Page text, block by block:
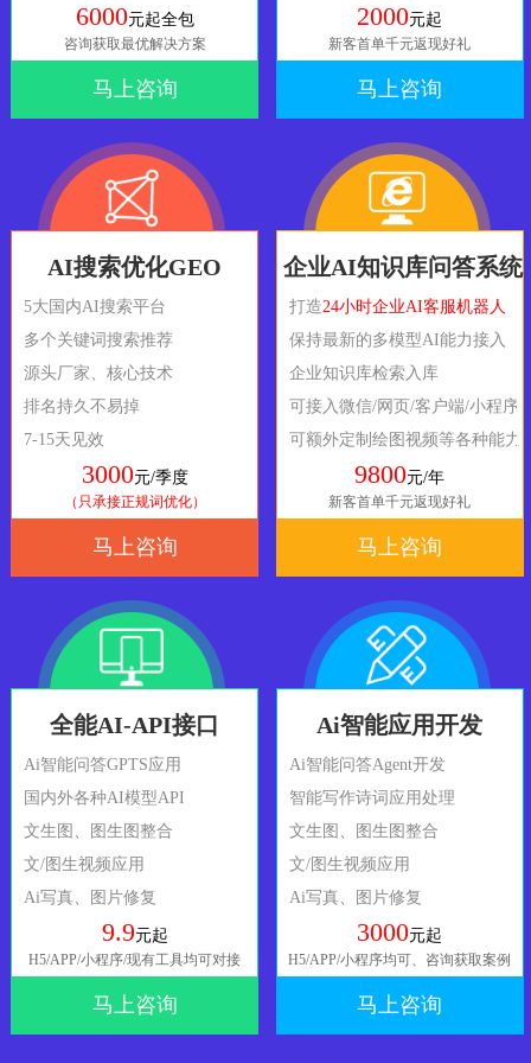
6000元起全包
咨询获取最优解决方案
马上咨询
2000元起
新客首单千元返现好礼
马上咨询
AI搜索优化GEO
5大国内AI搜索平台
多个关键词搜索推荐
源头厂家、核心技术
排名持久不易掉
7-15天见效
3000元/季度
（只承接正规词优化）
马上咨询
企业AI知识库问答系统
打造24小时企业AI客服机器人
保持最新的多模型AI能力接入
企业知识库检索入库
可接入微信/网页/客户端/小程序
可额外定制绘图视频等各种能力
9800元/年
新客首单千元返现好礼
马上咨询
全能AI-API接口
Ai智能问答GPTS应用
国内外各种AI模型API
文生图、图生图整合
文/图生视频应用
Ai写真、图片修复
9.9元起
H5/APP/小程序/现有工具均可对接
马上咨询
Ai智能应用开发
Ai智能问答Agent开发
智能写作诗词应用处理
文生图、图生图整合
文/图生视频应用
Ai写真、图片修复
3000元起
H5/APP/小程序均可、咨询获取案例
马上咨询